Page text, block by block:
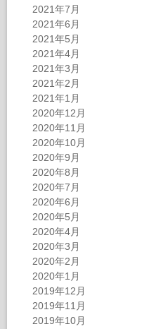
2021年7月
2021年6月
2021年5月
2021年4月
2021年3月
2021年2月
2021年1月
2020年12月
2020年11月
2020年10月
2020年9月
2020年8月
2020年7月
2020年6月
2020年5月
2020年4月
2020年3月
2020年2月
2020年1月
2019年12月
2019年11月
2019年10月